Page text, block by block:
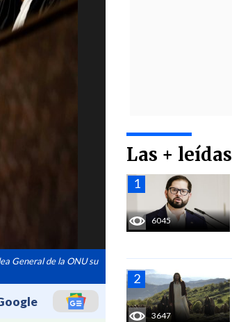
General de la ONU su
Las + leídas
6045
3647